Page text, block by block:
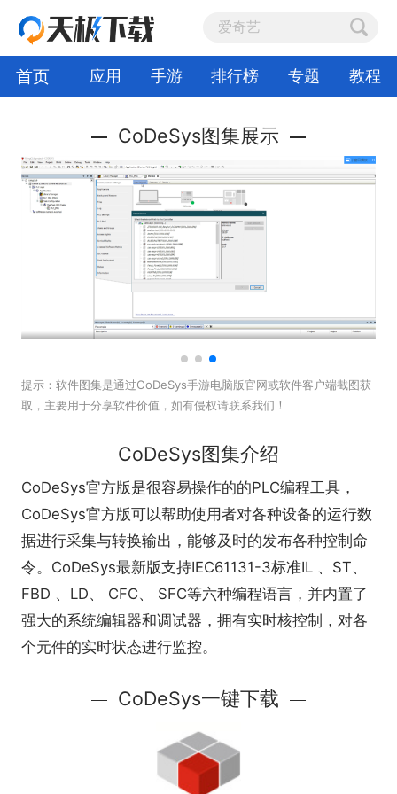
首页 应用 手游 排行榜 专题 教程
CoDeSys图集展示
提示： 软件图集是通过CoDeSys手游电脑版官网或软件客户端截图获
取，主要用于分享软件价值，如有侵权请联系我们！
CoDeSys图集介绍
CoDeSys官方版是很容易操作的的PLC编程工具，
CoDeSys官方版可以帮助使用者对各种设备的运行数
据进行采集与转换输出，能够及时的发布各种控制命
令。CoDeSys最新版支持IEC61131-3标准IL 、ST、
FBD 、LD、 CFC、 SFC等六种编程语言，并内置了
强大的系统编辑器和调试器，拥有实时核控制，对各
个元件的实时状态进行监控。
CoDeSys一键下载